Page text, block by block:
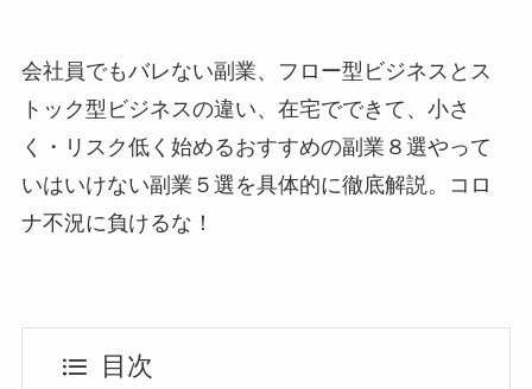
会社員でもバレない副業、フロー型ビジネスとス
トック型ビジネスの違い、在宅でできて、小さ
く・リスク低く始めるおすすめの副業８選やって
いはいけない副業５選を具体的に徹底解説。コロ
ナ不況に負けるな！
目次